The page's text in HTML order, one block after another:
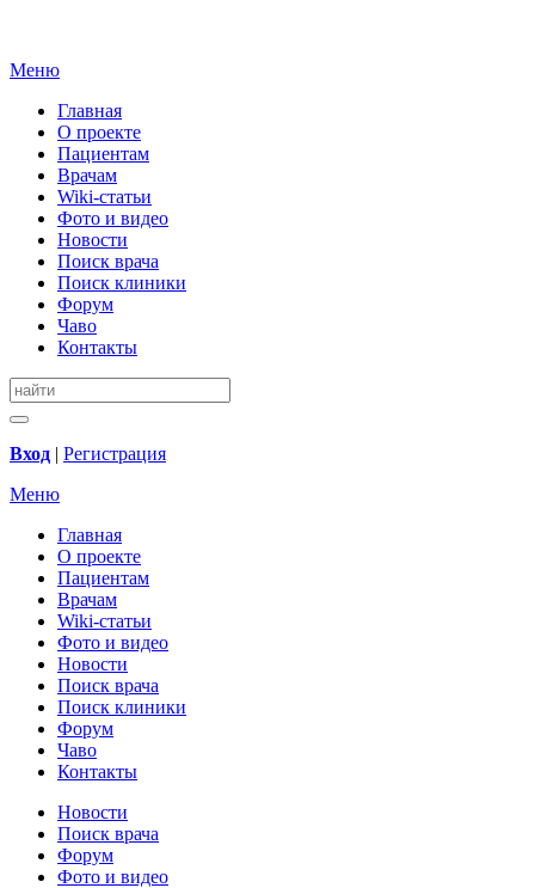
Меню
Главная
О проекте
Пациентам
Врачам
Wiki-статьи
Фото и видео
Новости
Поиск врача
Поиск клиники
Форум
Чаво
Контакты
Вход | Регистрация
Меню
Главная
О проекте
Пациентам
Врачам
Wiki-статьи
Фото и видео
Новости
Поиск врача
Поиск клиники
Форум
Чаво
Контакты
Новости
Поиск врача
Форум
Фото и видео